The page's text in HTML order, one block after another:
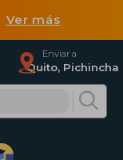
Ver más
Enviar a
Quito, Pichincha